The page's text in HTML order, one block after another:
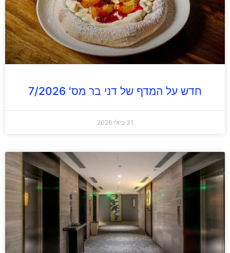
חדש על המדף של דני בר מס' 7/2026
31 ביולי 2026